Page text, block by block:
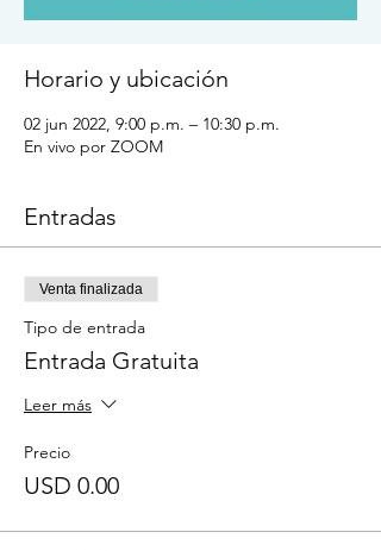
Horario y ubicación
02 jun 2022, 9:00 p.m. – 10:30 p.m.
En vivo por ZOOM
Entradas
Venta finalizada
Tipo de entrada
Entrada Gratuita
Leer más
Precio
USD 0.00